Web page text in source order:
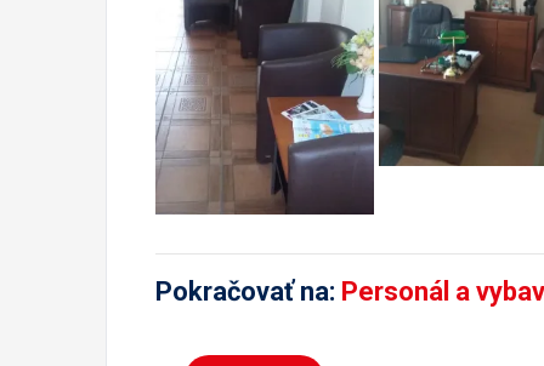
Pokračovať na: Personál a